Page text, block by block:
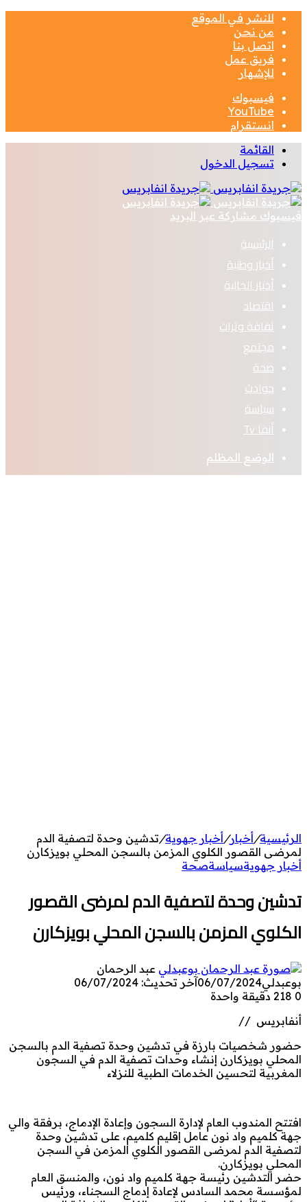
للنشر في الموقع
من نحن
اتصل بنا
فريق عمل
للإشهار
فيسبوك
‫YouTube
انستقرام
القائمة
تسجيل الدخول
فيسبوك مشاركة عبر البريد
الرئيسية
أخبار وطنية
أخبار الجالية
اقتصاد
ثقافة وتراث
مجتمع
صحة
حوادث
سياسة
أنفا Tv
الوضع المظلم
الرئيسية/أخبار/أخبار جهوية/تدشين وحدة لتصفية الدم
لمرضى القصور الكلوي المزمن بالسجن المحلي بويزكارن
أخبار جهويةسياسةصحة
تدشين وحدة لتصفية الدم لمرضى القصور
الكلوي المزمن بالسجن المحلي بويزكارن
عبد الرحمان
بوعبدلي06/07/2024آخر تحديث: 06/07/2024
0
دقيقة واحدة
أنفابريس //
حضور شخصيات بارزة في تدشين وحدة تصفية الدم بالسجن
المحلي بويزكارن إنشاء وحدات تصفية الدم في السجون
المغربية لتحسين الخدمات الطبية للنزلاء
افتتح المندوب العام لإدارة السجون وإعادة الإدماج، برفقة والي
جهة كلميم واد نون عامل إقليم كلميم، على تدشين وحدة
لتصفية الدم لمرضى القصور الكلوي المزمن في السجن
المحلي بويزكارن.
حضر التدشين رئيسة جهة كلميم واد نون، والمنسق العام
لمؤسسة محمد السادس لإعادة إدماج السجناء، ورئيس